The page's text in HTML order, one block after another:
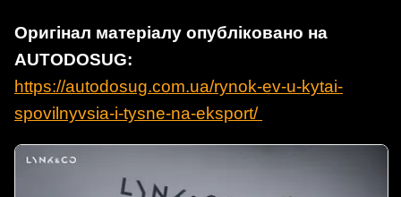
Оригінал матеріалу опубліковано на
AUTODOSUG:
https://autodosug.com.ua/rynok-ev-u-kytai-
spovilnyvsia-i-tysne-na-eksport/